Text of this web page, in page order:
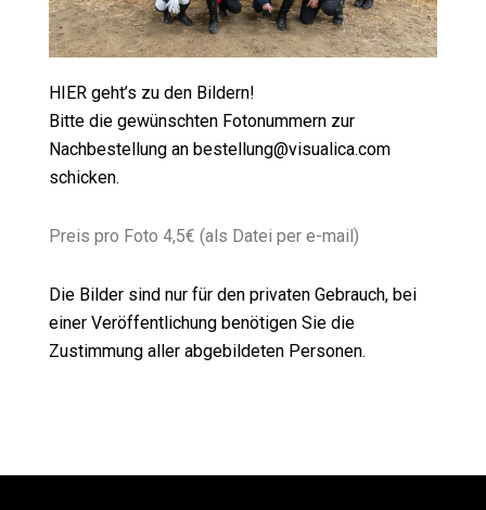
HIER geht’s zu den Bildern!
Bitte die gewünschten Fotonummern zur
Nachbestellung an bestellung@visualica.com
schicken.
Preis pro Foto 4,5€ (als Datei per e-mail)
Die Bilder sind nur für den privaten Gebrauch, bei
einer Veröffentlichung benötigen Sie die
Zustimmung aller abgebildeten Personen.